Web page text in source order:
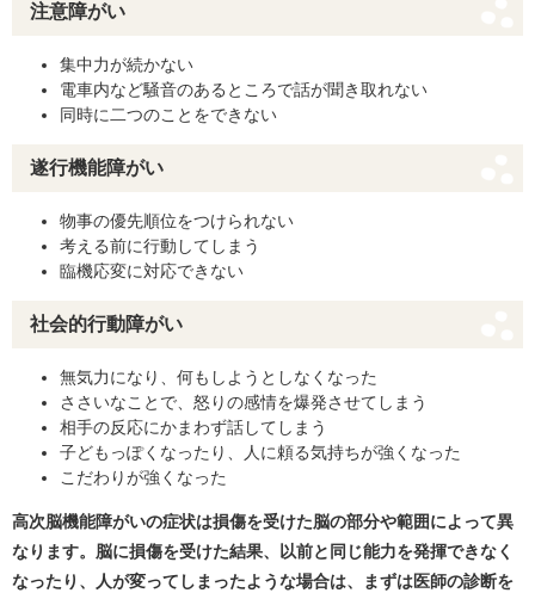
注意障がい
集中力が続かない
電車内など騒音のあるところで話が聞き取れない
同時に二つのことをできない
遂行機能障がい
物事の優先順位をつけられない
考える前に行動してしまう
臨機応変に対応できない
社会的行動障がい
無気力になり、何もしようとしなくなった
ささいなことで、怒りの感情を爆発させてしまう
相手の反応にかまわず話してしまう
子どもっぽくなったり、人に頼る気持ちが強くなった
こだわりが強くなった
高次脳機能障がいの症状は損傷を受けた脳の部分や範囲によって異
なります。脳に損傷を受けた結果、以前と同じ能力を発揮できなく
なったり、人が変ってしまったような場合は、まずは医師の診断を